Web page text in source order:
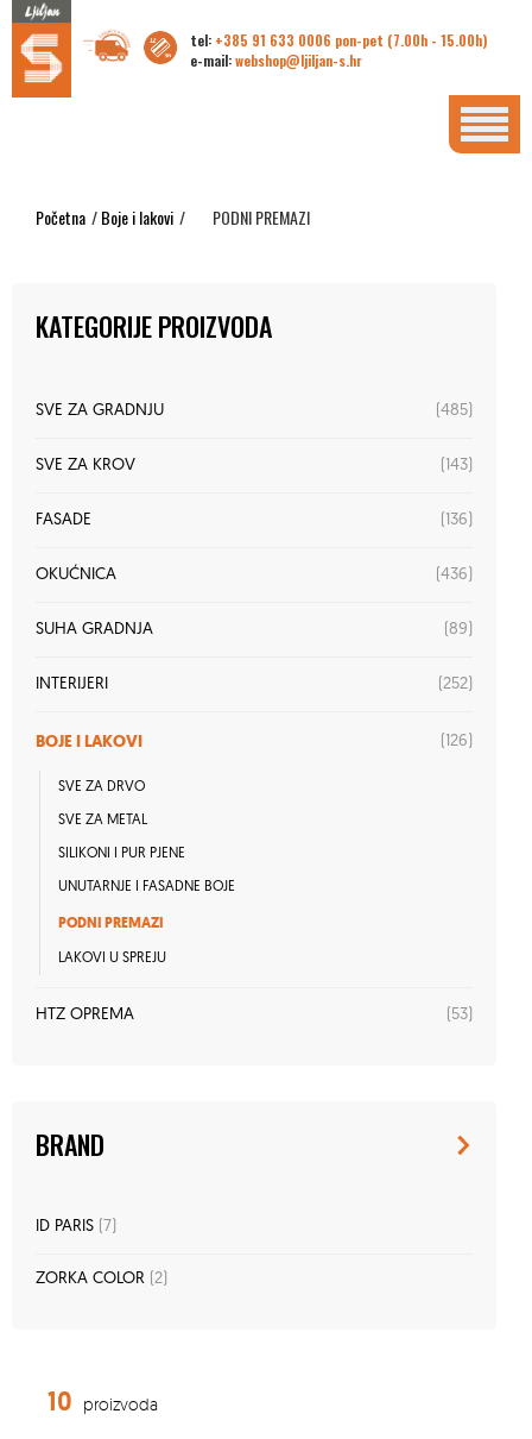
tel: +385 91 633 0006 pon-pet (7.00h - 15.00h)
e-mail:webshop@ljiljan-s.hr
Početna /Boje i lakovi / PODNI PREMAZI
KATEGORIJE PROIZVODA
SVE ZA GRADNJU (485)
SVE ZA KROV (143)
FASADE (136)
OKUĆNICA (436)
SUHA GRADNJA (89)
INTERIJERI (252)
BOJE I LAKOVI (126)
SVE ZA DRVO
SVE ZA METAL
SILIKONI I PUR PJENE
UNUTARNJE I FASADNE BOJE
PODNI PREMAZI
LAKOVI U SPREJU
HTZ OPREMA (53)
BRAND
ID PARIS (7)
ZORKA COLOR (2)
10 proizvoda